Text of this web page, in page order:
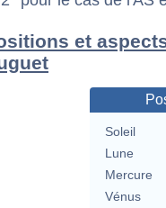
et
Soleil
Lune
Mercure
Vénus